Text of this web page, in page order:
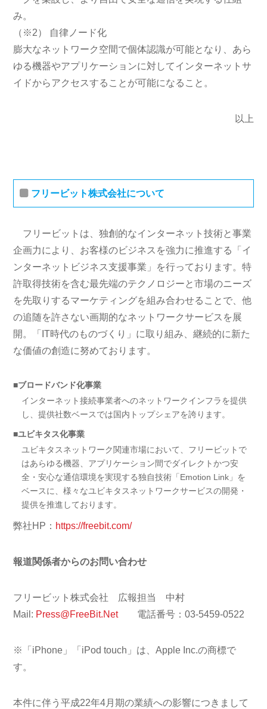
み。
（※2） 自律ノード化
膨大なネットワーク空間で個体認識が可能となり、あら
ゆる機器やアプリケーションに対してインターネットサ
イドからアクセスすることが可能になること。
以上
フリービット株式会社について
フリービットは、独創的なインターネット技術と事業
企画力により、お客様のビジネスを強力に推進する「イ
ンターネットビジネス支援事業」を行っております。特
許取得技術を含む最先端のテクノロジーと市場のニーズ
を先取りするマーケティングを組み合わせることで、他
の追随を許さない画期的なネットワークサービスを展
開。「IT時代のものづくり」に取り組み、継続的に新た
な価値の創造に努めております。
■ブロードバンド化事業
インターネット接続事業者へのネットワークインフラを提供
し、提供社数ベースでは国内トップシェアを誇ります。
■ユビキタス化事業
ユビキタスネットワーク関連市場において、フリービットで
はあらゆる機器、アプリケーション間でダイレクトかつ安
全・安心な通信環境を実現する独自技術「Emotion Link」を
ベースに、様々なユビキタスネットワークサービスの開発・
提供を推進しております。
弊社HP： https://freebit.com/
報道関係者からのお問い合わせ
フリービット株式会社 広報担当 中村
Mail: Press@FreeBit.Net電話番号：03-5459-0522
※「iPhone」「iPod touch」は、Apple Inc.の商標で
す。
本件に伴う平成22年4月期の業績への影響につきまして